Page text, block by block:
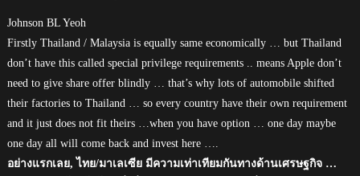
Johnson BL Yeoh
Firstly Thailand / Malaysia is equally same economically … but Thailand
don’t have this called special privilege requirements .. means Apple don’t
need to give share offer blindly … that’s why lots of automobile shifted
their factories to Thailand … so every country have their own requirement
and it just does not fit theirs …when you have option … one day maybe
one day all will come back and invest here ….
อย่างแรกเลย, ไทย/มาเลเซีย มีความเท่าเทียมกันทางด้านเศรษฐกิจ …